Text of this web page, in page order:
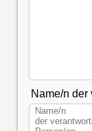
Name/n der